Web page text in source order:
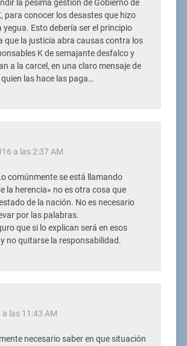
la pésima gestión de Gobierno de
para conocer los desastes que hizo
yegua. Esto debería ser el principio
que la justicia abra causas contra los
K de semajante desfalco y
a la carcel, en una claro mensaje de
quien las hace las paga…
a las 2:37 AM
comúnmente se está llamando
la herencia» no es otra cosa que
de la nación. No es necesario
por las palabras.
que si lo explican será en esos
no quitarse la responsabilidad.
las 11:43 AM
necesario saber en que situación